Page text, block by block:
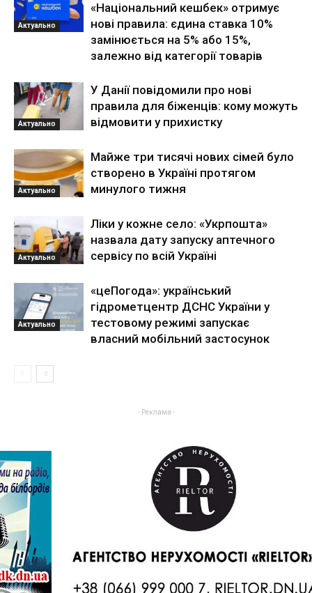
Актуально
«Національний кешбек» отримує
нові правила: єдина ставка 10%
замінюється на 5% або 15%,
залежно від категорії товарів
Актуально
У Данії повідомили про нові
правила для біженців: кому можуть
відмовити у прихистку
Актуально
Майже три тисячі нових сімей було
створено в Україні протягом
минулого тижня
Актуально
Ліки у кожне село: «Укрпошта»
назвала дату запуску аптечного
сервісу по всій Україні
Актуально
«цеПогода»: український
гідрометцентр ДСНС України у
тестовому режимі запускає
власний мобільний застосунок
- Реклама -